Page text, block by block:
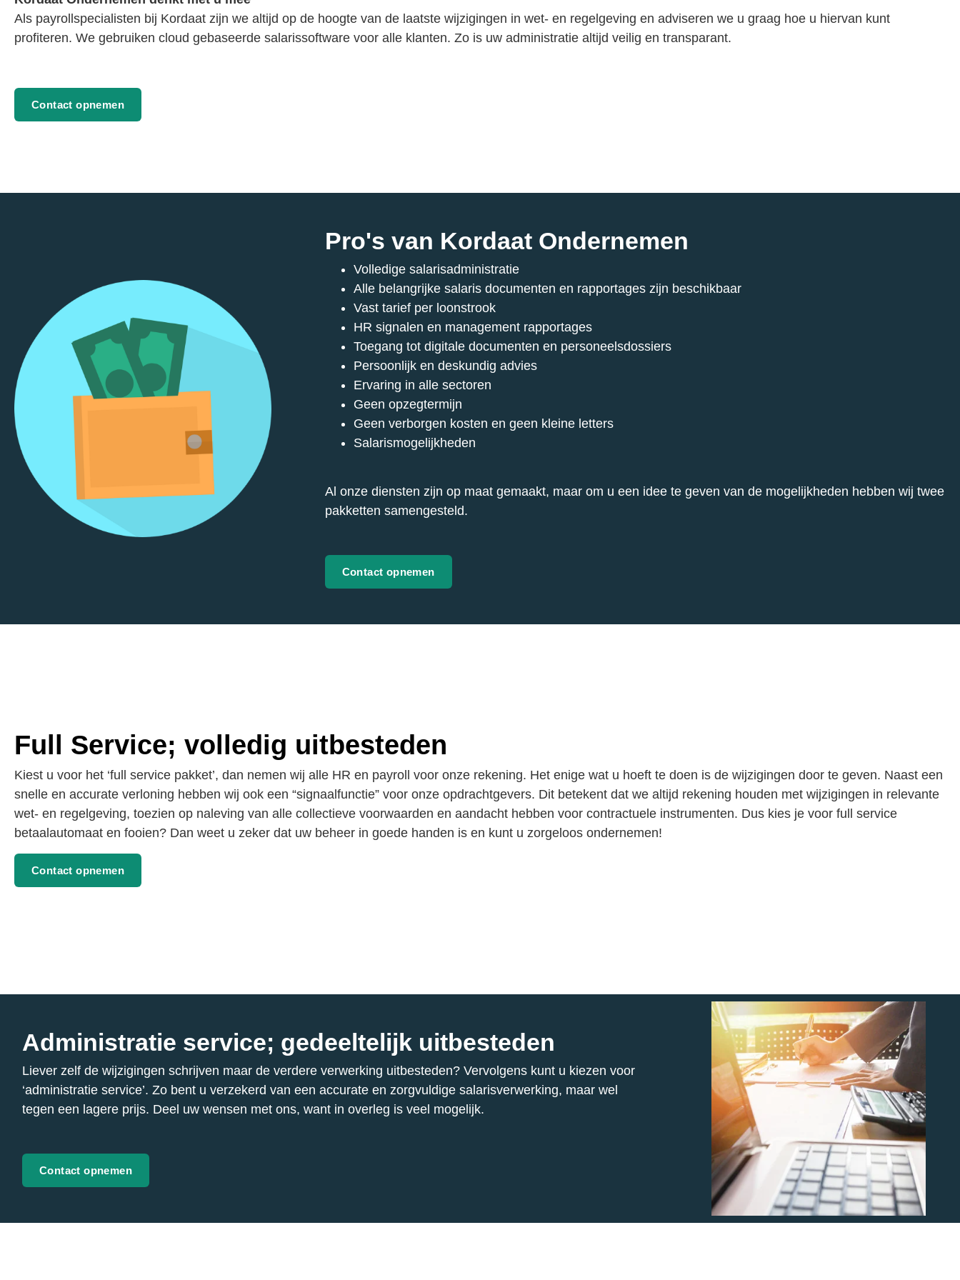
Als payrollspecialisten bij Kordaat zijn we altijd op de hoogte van de laatste wijzigingen in wet- en regelgeving en adviseren we u graag hoe u hiervan kunt
profiteren. We gebruiken cloud gebaseerde salarissoftware voor alle klanten. Zo is uw administratie altijd veilig en transparant.
Contact opnemen
Pro's van Kordaat Ondernemen
Volledige salarisadministratie
Alle belangrijke salaris documenten en rapportages zijn beschikbaar
Vast tarief per loonstrook
HR signalen en management rapportages
Toegang tot digitale documenten en personeelsdossiers
Persoonlijk en deskundig advies
Ervaring in alle sectoren
Geen opzegtermijn
Geen verborgen kosten en geen kleine letters
Salarismogelijkheden
Al onze diensten zijn op maat gemaakt, maar om u een idee te geven van de mogelijkheden hebben wij twee
pakketten samengesteld.
Contact opnemen
Full Service; volledig uitbesteden
Kiest u voor het ‘full service pakket’, dan nemen wij alle HR en payroll voor onze rekening. Het enige wat u hoeft te doen is de wijzigingen door te geven. Naast een
snelle en accurate verloning hebben wij ook een “signaalfunctie” voor onze opdrachtgevers. Dit betekent dat we altijd rekening houden met wijzigingen in relevante
wet- en regelgeving, toezien op naleving van alle collectieve voorwaarden en aandacht hebben voor contractuele instrumenten. Dus kies je voor full service
betaalautomaat en fooien? Dan weet u zeker dat uw beheer in goede handen is en kunt u zorgeloos ondernemen!
Contact opnemen
Administratie service; gedeeltelijk uitbesteden
Liever zelf de wijzigingen schrijven maar de verdere verwerking uitbesteden? Vervolgens kunt u kiezen voor
‘administratie service’. Zo bent u verzekerd van een accurate en zorgvuldige salarisverwerking, maar wel
tegen een lagere prijs. Deel uw wensen met ons, want in overleg is veel mogelijk.
Contact opnemen